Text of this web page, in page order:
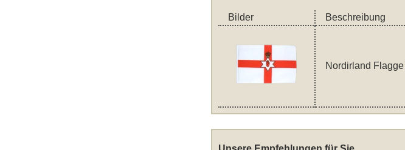
Bilder Beschreibung
Nordirland